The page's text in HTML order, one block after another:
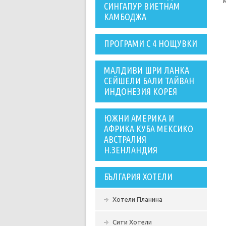
СИНГАПУР ВИЕТНАМ
КАМБОДЖА
ПРОГРАМИ С 4 НОЩУВКИ
МАЛДИВИ ШРИ ЛАНКА
СЕЙШЕЛИ БАЛИ ТАЙВАН
ИНДОНЕЗИЯ КОРЕЯ
ЮЖНИ АМЕРИКА И
АФРИКА КУБА МЕКСИКО
АВСТРАЛИЯ
Н.ЗЕНЛАНДИЯ
БЪЛГАРИЯ ХОТЕЛИ
Хотели Планина
Сити Хотели